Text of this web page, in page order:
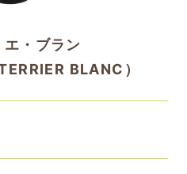
・ブラン
BLANC）